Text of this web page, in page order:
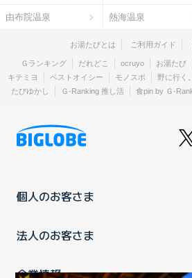
由布院温泉 熱海温泉
お湯たびとは ご利用ガイド
Ｇランキング だれどこ ocruyo お湯たび
キテミヨ
ベストオイシー モノスポ 野に行く。
たびゆかし
Ｇ-Ranking 推し活 食pin by Ｇ-
個人のお客さま
法人のお客さま
企業情報